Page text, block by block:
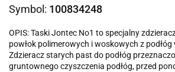
Symbol: 100834248
OPIS: Taski Jontec No1 to specjalny
powłok polimerowych i woskowych z
Zdzieracz starych past do podłóg
gruntownego czyszczenia podłóg, przed